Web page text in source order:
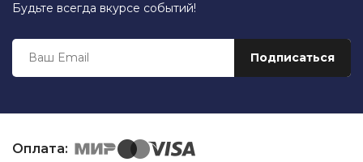
Будьте всегда вкурсе событий!
Оплата: